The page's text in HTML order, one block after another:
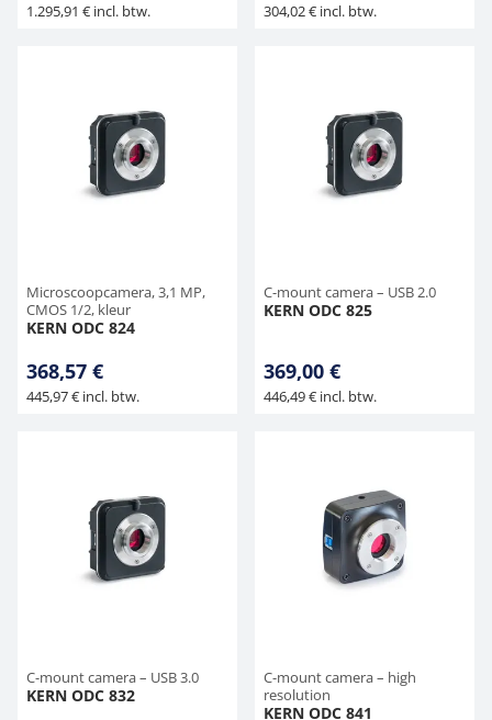
1.295,91 € incl. btw. 304,02 € incl. btw.
Microscoopcamera, 3,1 MP,
CMOS 1/2, kleur
KERN ODC 824
368,57 €
445,97 € incl. btw.
C-mount camera – USB 2.0
KERN ODC 825
369,00 €
446,49 € incl. btw.
C-mount camera – USB 3.0
KERN ODC 832
C-mount camera – high
resolution
KERN ODC 841